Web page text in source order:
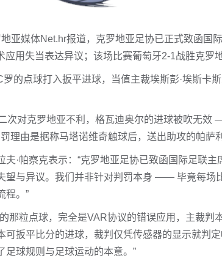
亚媒体Net.hr报道，克罗地亚足协已正式致函国
用失当表达异议；该场比赛葡萄牙2-1战胜克罗
的点球打入扳平进球，当值主裁埃斯彭·埃斯卡
次对克罗地亚不利，格瓦迪奥尔的进球被吹无
理由是据称马塔诺维奇触球后，送出助攻的帕萨
夫·帕察克表示：“克罗地亚足协已致函国际足联
望与异议。我们并非针对判罚本身 —— 毕竟每
程。”
那粒点球，完全是VAR协议的错误应用，主裁判
可扳平比分的进球，裁判仅凭传感器的显示就判
足球规则与足球运动的本意。”